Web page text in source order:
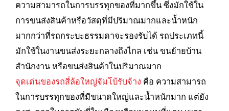
ความสามารถในการบรรทุกของที่มากขึ้น ซึ่งมักใช้ใน
การขนส่งสินค้าหรือวัสดุที่มีปริมาณมากและน้ำหนัก
มากกว่าที่รถกระบะธรรมดาจะรองรับได้ รถประเภทนี้
มักใช้ในงานขนส่งระยะกลางถึงไกล เช่น ขนย้ายบ้าน
สำนักงาน หรือขนส่งสินค้าในปริมาณมาก
จุดเด่นของรถสี่ล้อใหญ่จัมโบ้รับจ้าง คือ ความสามารถ
ในการบรรทุกของที่มีขนาดใหญ่และน้ำหนักมาก แต่ยัง